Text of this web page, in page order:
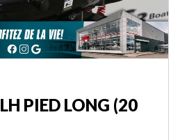
PIED LONG (20